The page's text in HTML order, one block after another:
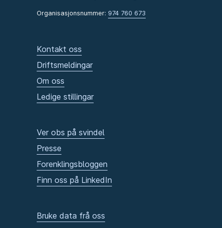
Organisasjonsnummer: 974 760 673
Kontakt oss
Driftsmeldingar
Om oss
Ledige stillingar
Ver obs på svindel
Presse
Forenklingsbloggen
Finn oss på LinkedIn
Bruke data frå oss